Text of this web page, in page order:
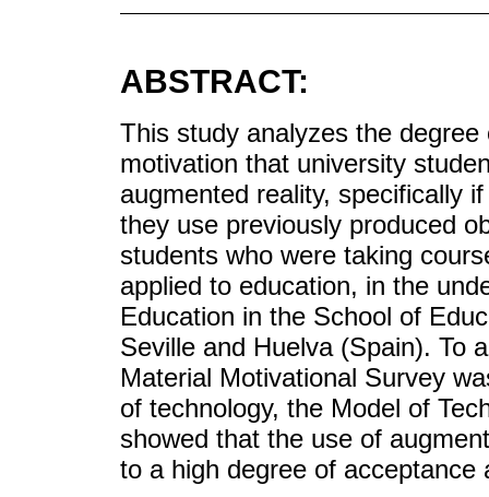
ABSTRACT:
This study analyzes the
motivation that university
augmented reality, specifically
they use previously produced
students who were taking
applied to education, in the
Education in the School of
Seville and Huelva (Spain). To
Material Motivational Survey
of technology, the Model of
showed that the use of
to a high degree of acceptance